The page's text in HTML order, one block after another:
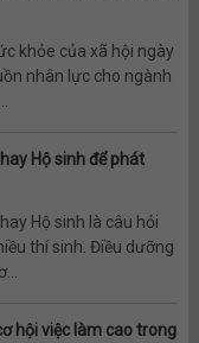
khỏe của xã hội ngày
nhân lực cho ngành
Hộ sinh để phát
Hộ sinh là câu hỏi
thí sinh. Điều dưỡng
hội việc làm cao trong